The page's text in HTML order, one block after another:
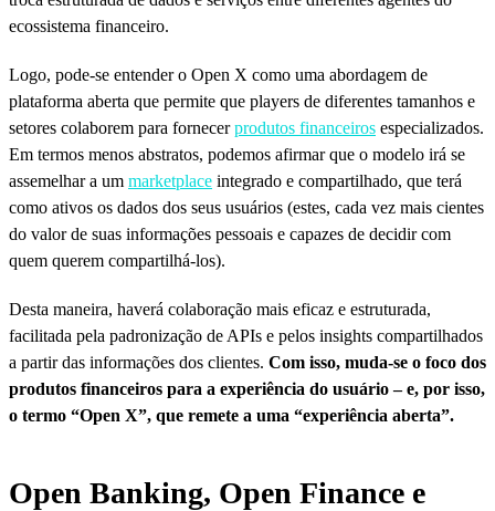
ecossistema financeiro.
Logo, pode-se entender o Open X como uma abordagem de
plataforma aberta que permite que players de diferentes tamanhos e
setores colaborem para fornecerprodutos financeiros especializados.
Em termos menos abstratos, podemos afirmar que o modelo irá se
assemelhar a um marketplace integrado e compartilhado, que terá
como ativos os dados dos seus usuários (estes, cada vez mais cientes
do valor de suas informações pessoais e capazes de decidir com
quem querem compartilhá-los).
Desta maneira, haverá colaboração mais eficaz e estruturada,
facilitada pela padronização de APIs e pelos insights compartilhados
a partir das informações dos clientes. Com isso, muda-se o foco dos
produtos financeiros para a experiência do usuário – e, por isso,
o termo “Open X”, que remete a uma “experiência aberta”.
Open Banking, Open Finance e